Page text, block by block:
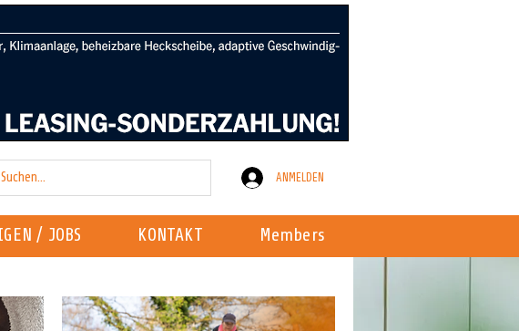
ANMELDEN
/ JOBS KONTAKT Members